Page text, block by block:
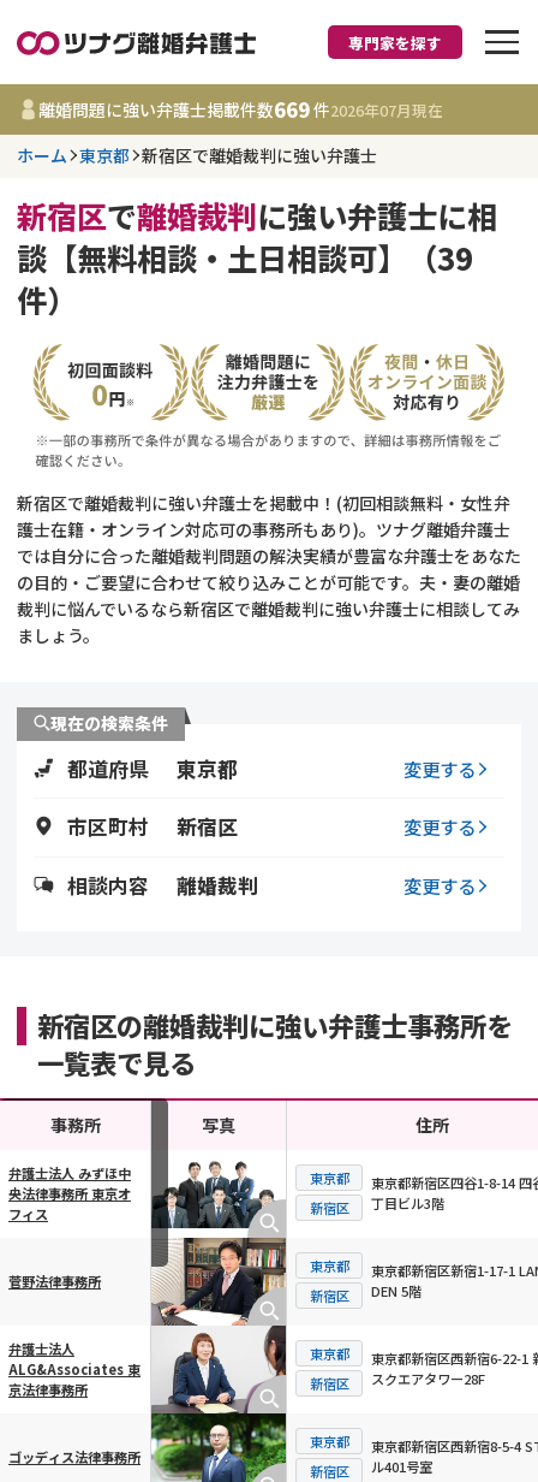
離婚に強い弁護士
事務所 669
件
更新日 :2026年07月31日
離婚前相談
DV
不貞・不倫慰謝料請求
費用相場
財産分与
養育費
離婚の相談先
その他の男女問題
専門家を探す
離婚問題に強い弁護士掲載件数669件2026年07月現在
ホーム 東京都 新宿区で離婚裁判に強い弁護士
新宿区で離婚裁判に強い弁護士に相
談【無料相談・土日相談可】（39
件）
新宿区で離婚裁判に強い弁護士を掲載中！(初回相談無料・女性弁
護士在籍・オンライン対応可の事務所もあり)。ツナグ離婚弁護士
では自分に合った離婚裁判問題の解決実績が豊富な弁護士をあなた
の目的・ご要望に合わせて絞り込みことが可能です。夫・妻の離婚
裁判に悩んでいるなら新宿区で離婚裁判に強い弁護士に相談してみ
ましょう。
現在の検索条件
都道府県 東京都 変更する
市区町村 新宿区 変更する
相談内容 離婚裁判 変更する
新宿区の離婚裁判に強い弁護士事務所を
一覧表で見る
横スクロール可能
事務所 写真 住所
弁護士法人 みずほ中
央法律事務所 東京オ
フィス
東京都
新宿区
東京都新宿区四谷1-8-14 四
丁目ビル3階
菅野法律事務所
東京都
新宿区
東京都新宿区新宿1-17-1
DEN 5階
弁護士法人
ALG&Associates 東
京法律事務所
東京都
新宿区
東京都新宿区西新宿6-22-1
スクエアタワー28F
ゴッディス法律事務所
東京都
新宿区
東京都新宿区西新宿8-5-4
ル401号室